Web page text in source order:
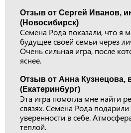
Отзыв от Сергей Иванов,
(Новосибирск)
Семена Рода показали, что я
будущее своей семьи через
Очень сильная игра, после
яснее.
Отзыв от Анна Кузнецова,
(Екатеринбург)
Эта игра помогла мне найти
связях. Семена Рода
уверенности в себе.
теплой.